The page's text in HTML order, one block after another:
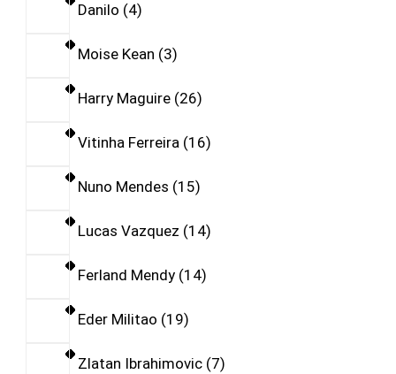
Danilo 4
Moise Kean 3
Harry Maguire 26
Vitinha Ferreira 16
Nuno Mendes 15
Lucas Vazquez 14
Ferland Mendy 14
Eder Militao 19
Zlatan Ibrahimovic 7